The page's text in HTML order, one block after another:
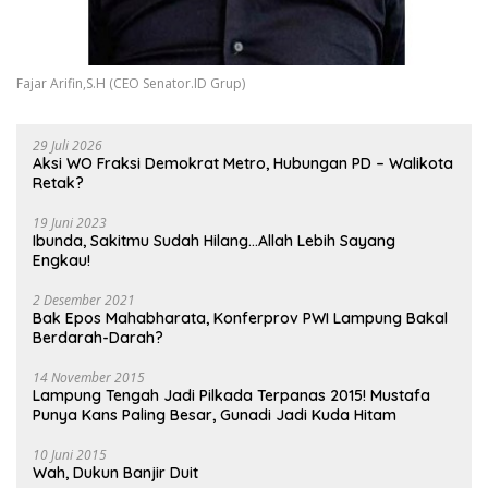
Fajar Arifin,S.H (CEO Senator.ID Grup)
29 Juli 2026
Aksi WO Fraksi Demokrat Metro, Hubungan PD – Walikota
Retak?
19 Juni 2023
Ibunda, Sakitmu Sudah Hilang…Allah Lebih Sayang
Engkau!
2 Desember 2021
Bak Epos Mahabharata, Konferprov PWI Lampung Bakal
Berdarah-Darah?
14 November 2015
Lampung Tengah Jadi Pilkada Terpanas 2015! Mustafa
Punya Kans Paling Besar, Gunadi Jadi Kuda Hitam
10 Juni 2015
Wah, Dukun Banjir Duit